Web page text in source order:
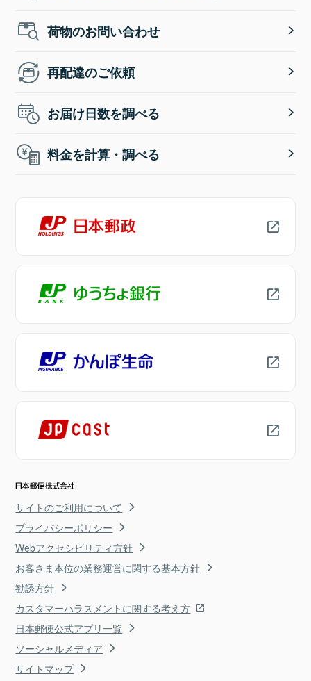
荷物のお問い合わせ
再配達のご依頼
お届け日数を調べる
料金を計算・調べる
サイトのご利用について
プライバシーポリシー
Webアクセシビリティ方針
お客さま本位の業務運営に関する基本方針
勧誘方針
カスタマーハラスメントに関する考え方
日本郵便公式アプリ一覧
ソーシャルメディア
サイトマップ